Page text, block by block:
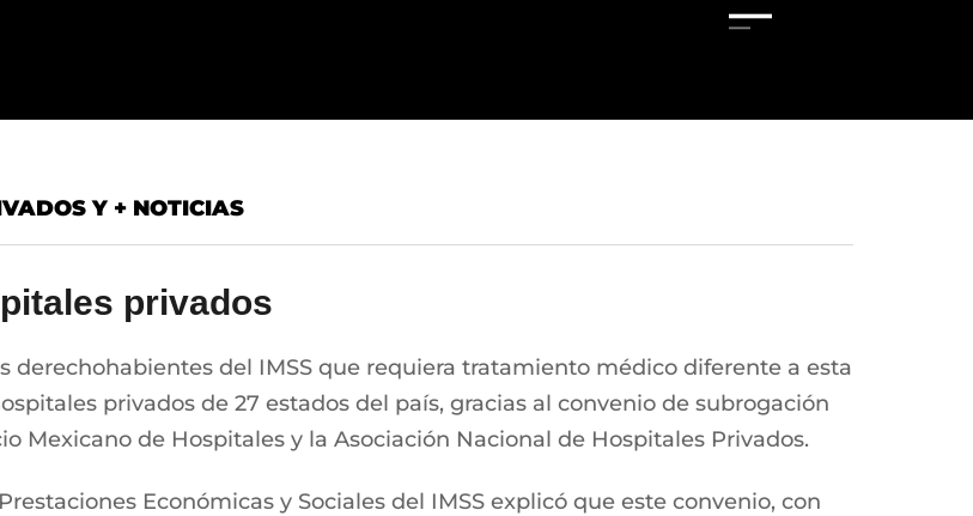
Y + NOTICIAS
privados
derechohabientes del IMSS que requiera tratamiento médico diferente a esta
privados de 27 estados del país, gracias al convenio de subrogación
Mexicano de Hospitales y la Asociación Nacional de Hospitales Privados.
Económicas y Sociales del IMSS explicó que este convenio, con